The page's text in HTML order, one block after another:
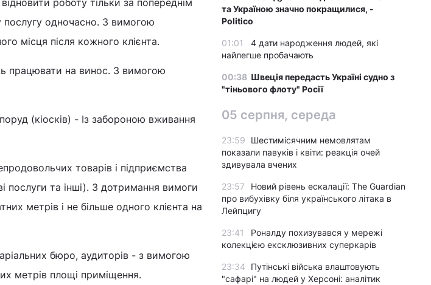
послугу одночасно. З вимогою
місця після кожного клієнта.
працювати на винос. З вимогою
(кіосків) - Із забороною вживання
товарів і підприємства
послуги та інші). З дотримання вимоги
метрів і не більше одного клієнта на
бюро, аудиторів - з вимогою
метрів площі приміщення.
та Україною значно покращилися, -
Politico
01:01
4 дати народження людей, які
найлегше пробачають
00:38 Швеція передасть Україні судно з
"тіньового флоту" Росії
05 серпня, середа
23:59
Шестимісячним немовлятам
показали павуків і квіти: реакція очей
здивувала вчених
23:57
Новий рівень ескалації: The Guardian
про вибухівку біля українського літака в
Лейпцигу
23:41
Роналду похизувався у мережі
колекцією ексклюзивних суперкарів
23:34
Путінські війська влаштовують
"сафарі" на людей у Херсоні: аналітик